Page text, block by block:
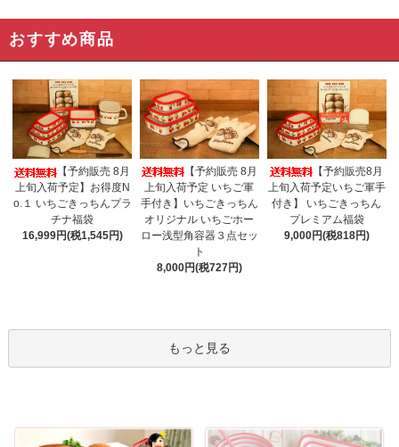
おすすめ商品
【予約販売 8月
上旬入荷予定】お得度N
o.１ いちごきっちんプラ
チナ福袋
16,999円(税1,545円)
【予約販売 8月
上旬入荷予定 いちご軍
手付き】いちごきっちん
オリジナル いちごホー
ロー浅型角容器３点セッ
ト
8,000円(税727円)
【予約販売8月
上旬入荷予定いちご軍手
付き】 いちごきっちん
プレミアム福袋
9,000円(税818円)
もっと見る